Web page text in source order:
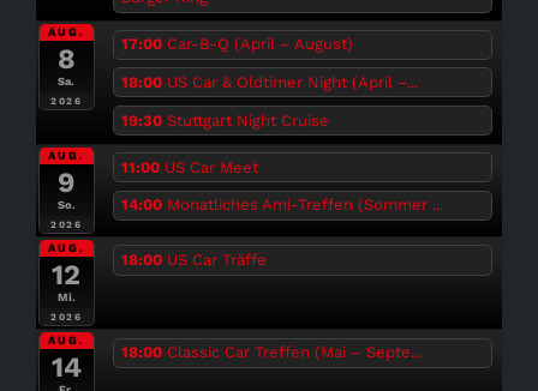
AUG.
8
Sa.
2026
17:00 Car-B-Q (April – August)
18:00 US Car & Oldtimer Night (April –...
19:30 Stuttgart Night Cruise
AUG.
9
So.
2026
11:00 US Car Meet
14:00 Monatliches Ami-Treffen (Sommer ...
AUG.
12
Mi.
2026
18:00 US Car Träffe
AUG.
14 18:00 Classic Car Treffen (Mai – Septe...